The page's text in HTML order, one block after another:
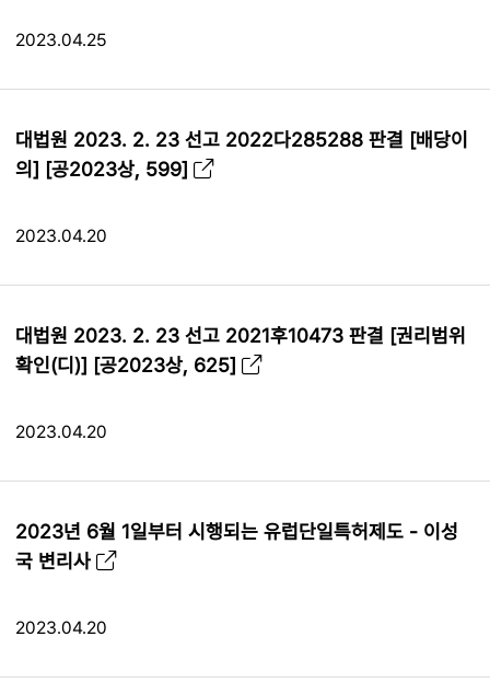
2023.04.25
대법원 2023. 2. 23 선고 2022다285288 판결 [배당이
의] [공2023상, 599]
2023.04.20
대법원 2023. 2. 23 선고 2021후10473 판결 [권리범위
확인(디)] [공2023상, 625]
2023.04.20
2023년 6월 1일부터 시행되는 유럽단일특허제도 - 이성
국 변리사
2023.04.20